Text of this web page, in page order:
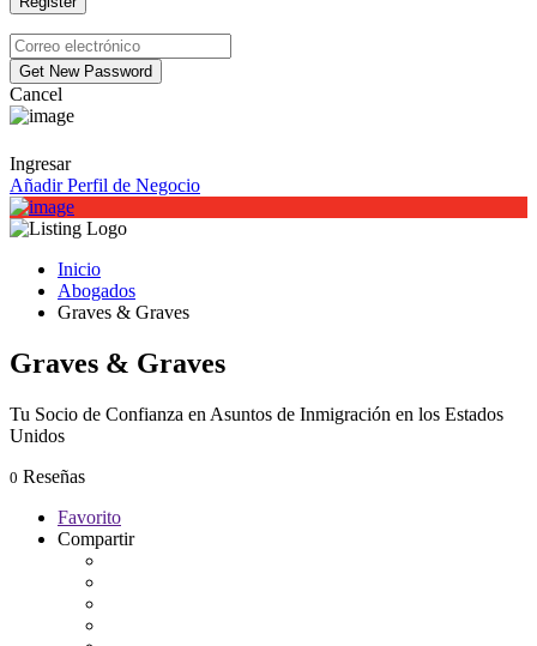
Cancel
Ingresar
Añadir Perfil de Negocio
Inicio
Abogados
Graves & Graves
Graves & Graves
Tu Socio de Confianza en Asuntos de Inmigración en los Estados
Unidos
0 Reseñas
Favorito
Compartir